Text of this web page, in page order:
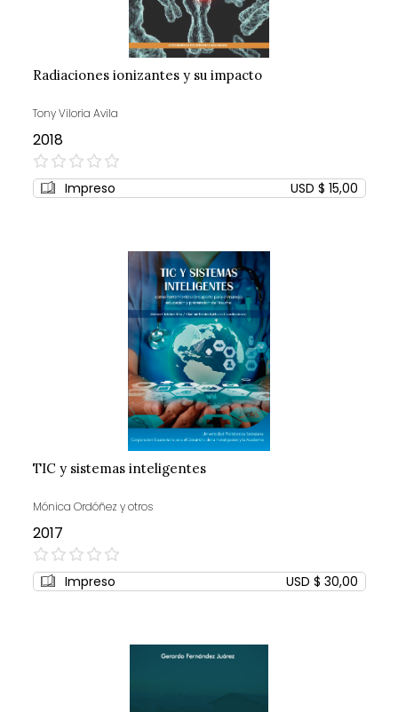
Radiaciones ionizantes y su impacto
Tony Viloria Avila
2018
0%
Impreso USD $ 15,00
TIC y sistemas inteligentes
Mónica Ordóñez y otros
2017
0%
Impreso USD $ 30,00